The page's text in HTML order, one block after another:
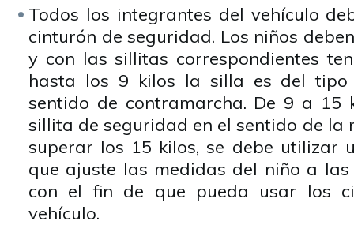
Todos los integrantes del vehículo
cinturón de seguridad. Los niños
y con las sillitas correspondientes
hasta los 9 kilos la silla es del
sentido de contramarcha. De 9 a 15
sillita de seguridad en el sentido de la
superar los 15 kilos, se debe utilizar
que ajuste las medidas del niño a
con el fin de que pueda usar los
vehículo.